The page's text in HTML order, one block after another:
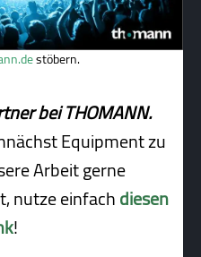
stöbern.
bei THOMANN.
Equipment zu
Arbeit gerne
nutze einfachdiesen
!